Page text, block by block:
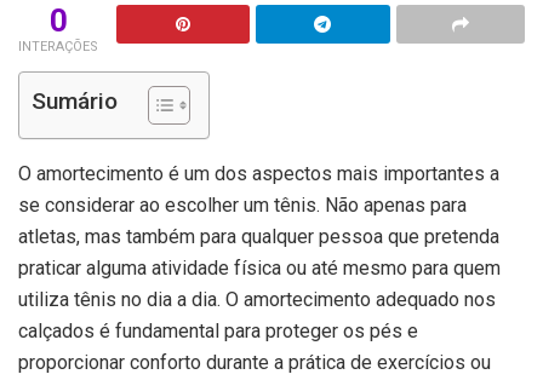
0
INTERAÇÕES
Sumário
O amortecimento é um dos aspectos mais importantes a
se considerar ao escolher um tênis. Não apenas para
atletas, mas também para qualquer pessoa que pretenda
praticar alguma atividade física ou até mesmo para quem
utiliza tênis no dia a dia. O amortecimento adequado nos
calçados é fundamental para proteger os pés e
proporcionar conforto durante a prática de exercícios ou